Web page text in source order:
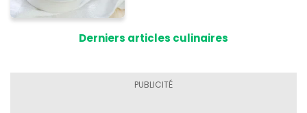
Derniers articles culinaires